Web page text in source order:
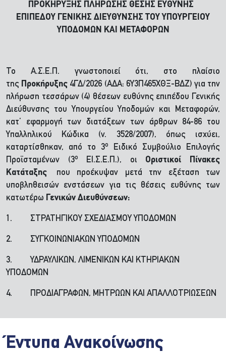
ΠΡΟΚΗΡΥΞΗΣ ΠΛΗΡΩΣΗΣ ΘΕΣΗΣ ΕΥΘΥΝΗΣ
ΕΠΙΠΕΔΟΥ ΓΕΝΙΚΗΣ ΔΙΕΥΘΥΝΣΗΣ ΤΟΥ ΥΠΟΥΡΓΕΙΟΥ
ΥΠΟΔΟΜΩΝ ΚΑΙ ΜΕΤΑΦΟΡΩΝ
Το Α.Σ.Ε.Π. γνωστοποιεί ότι, στο πλαίσιο
της Προκήρυξης 4ΓΔ/2026 (ΑΔΑ: 6Υ3Π465ΧΘΞ-ΒΔΖ) για την
πλήρωση τεσσάρων (4) θέσεων ευθύνης επιπέδου Γενικής
Διεύθυνσης του Υπουργείου Υποδομών και Μεταφορών,
κατ’ εφαρμογή των διατάξεων των άρθρων 84-86 του
Υπαλληλικού Κώδικα (ν. 3528/2007), όπως ισχύει,
καταρτίσθηκαν, από το 3ο
Ειδικό Συμβούλιο Επιλογής
Προϊσταμένων (3ο ΕΙ.Σ.Ε.Π.), οι Οριστικοί
Πίνακες
Κατάταξης που προέκυψαν μετά την εξέταση των
υποβληθεισών ενστάσεων για τις θέσεις ευθύνης των
κατωτέρω Γενικών Διευθύνσεων:
1. ΣΤΡΑΤΗΓΙΚΟΥ ΣΧΕΔΙΑΣΜΟΥ ΥΠΟΔΟΜΩΝ
2. ΣΥΓΚΟΙΝΩΝΙΑΚΩΝ ΥΠΟΔΟΜΩΝ
3. ΥΔΡΑΥΛΙΚΩΝ, ΛΙΜΕΝΙΚΩΝ ΚΑΙ ΚΤΗΡΙΑΚΩΝ
ΥΠΟΔΟΜΩΝ
4. ΠΡΟΔΙΑΓΡΑΦΩΝ, ΜΗΤΡΩΩΝ ΚΑΙ ΑΠΑΛΛΟΤΡΙΩΣΕΩΝ
Έντυπα Ανακοίνωσης